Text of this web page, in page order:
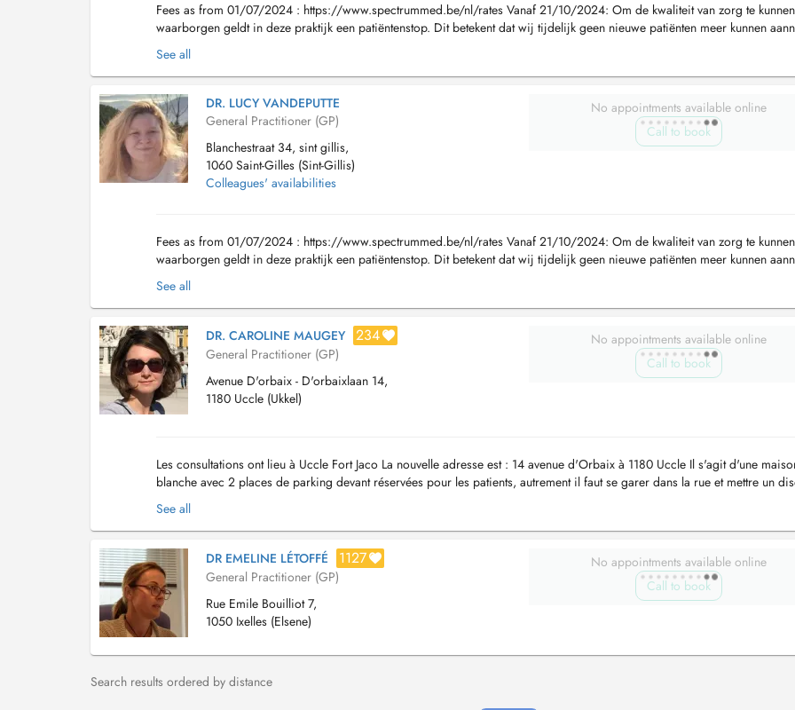
Fees as from 01/07/2024 : https://www.spectrummed.be/nl/rates Vanaf 21/10/2024: Om de kwaliteit van zorg te kunnen
waarborgen geldt in deze praktijk een patiëntenstop. Dit betekent dat wij tijdelijk geen nieuwe patiënten meer kunnen
Enkel bestaande patiënten zullen nog een afspraak k...
See all
DR. LUCY VANDEPUTTE
General Practitioner (GP)
Blanchestraat 34, sint gillis,
1060 Saint-Gilles (Sint-Gillis)
Colleagues' availabilities
No appointments available online
Call to book
Fees as from 01/07/2024 : https://www.spectrummed.be/nl/rates Vanaf 21/10/2024: Om de kwaliteit van zorg te kunnen
waarborgen geldt in deze praktijk een patiëntenstop. Dit betekent dat wij tijdelijk geen nieuwe patiënten meer kunnen
Enkel bestaande patiënten zullen nog een afspraak k...
See all
DR. CAROLINE MAUGEY 234
General Practitioner (GP)
Avenue D'orbaix - D'orbaixlaan 14,
1180 Uccle (Ukkel)
No appointments available online
Call to book
Les consultations ont lieu à Uccle Fort Jaco La nouvelle adresse est : 14 avenue d'Orbaix à 1180 Uccle Il s'agit d'une
blanche avec 2 places de parking devant réservées pour les patients, autrement il faut se garer dans la rue et mettre un
valable 2 heures. Il y a un escalie...
See all
DR EMELINE LÉTOFFÉ 1127
General Practitioner (GP)
Rue Emile Bouilliot 7,
1050 Ixelles (Elsene)
No appointments available online
Call to book
Search results ordered by distance